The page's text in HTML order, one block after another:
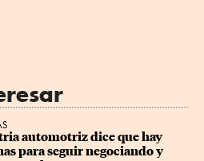
automotriz dice que hay
para seguir negociando y